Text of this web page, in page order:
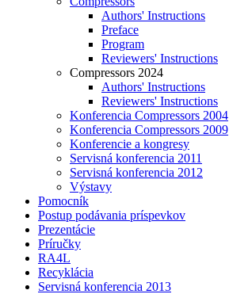
Authors' Instructions
Preface
Program
Reviewers' Instructions
Compressors 2024
Authors' Instructions
Reviewers' Instructions
Konferencia Compressors 2004
Konferencia Compressors 2009
Konferencie a kongresy
Servisná konferencia 2011
Servisná konferencia 2012
Výstavy
Pomocník
Postup podávania príspevkov
Prezentácie
Príručky
RA4L
Recyklácia
Servisná konferencia 2013